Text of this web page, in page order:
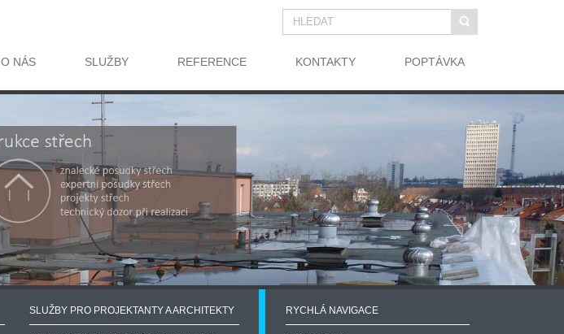
O NÁS SLUŽBY REFERENCE KONTAKTY POPTÁVKA
SLUŽBY PRO PROJEKTANTY A ARCHITEKTY RYCHLÁ NAVIGACE